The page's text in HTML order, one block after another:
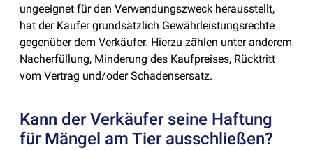
ungeeignet für den Verwendungszweck herausstellt,
hat der Käufer grundsätzlich Gewährleistungsrechte
gegenüber dem Verkäufer. Hierzu zählen unter anderem
Nacherfüllung, Minderung des Kaufpreises, Rücktritt
vom Vertrag und/oder Schadensersatz.
Kann der Verkäufer seine Haftung
für Mängel am Tier ausschließen?